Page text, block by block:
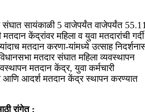
सायंकाळी 5 वाजेपर्यंत वाजेपर्यंत
केंद्रांवर महिला व युवा मतदारांची गर्दी
मतदान करणा-यांमध्ये उत्साह
मतदार संघात महिला व्यवस्थापन
मतदान केंद्र, युवा कर्मचारी
आणि आदर्श मतदान केंद्र स्थापन करण्यात
रांगेत :